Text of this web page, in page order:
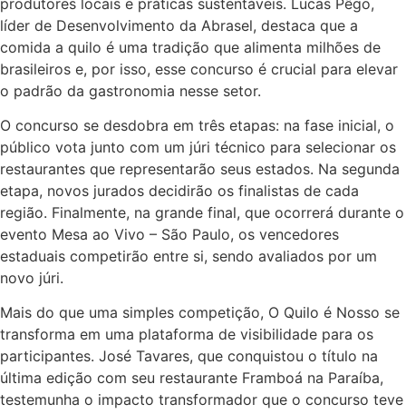
líder de Desenvolvimento da Abrasel, destaca que a
comida a quilo é uma tradição que alimenta milhões de
brasileiros e, por isso, esse concurso é crucial para elevar
o padrão da gastronomia nesse setor.
O concurso se desdobra em três etapas: na fase inicial, o
público vota junto com um júri técnico para selecionar os
restaurantes que representarão seus estados. Na segunda
etapa, novos jurados decidirão os finalistas de cada
região. Finalmente, na grande final, que ocorrerá durante o
evento Mesa ao Vivo – São Paulo, os vencedores
estaduais competirão entre si, sendo avaliados por um
novo júri.
Mais do que uma simples competição, O Quilo é Nosso se
transforma em uma plataforma de visibilidade para os
participantes. José Tavares, que conquistou o título na
última edição com seu restaurante Framboá na Paraíba,
testemunha o impacto transformador que o concurso teve